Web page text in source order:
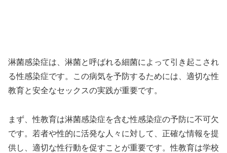
淋菌感染症は、淋菌と呼ばれる細菌によって引き起こされ
る性感染症です。この病気を予防するためには、適切な性
教育と安全なセックスの実践が重要です。
まず、性教育は淋菌感染症を含む性感染症の予防に不可欠
です。若者や性的に活発な人々に対して、正確な情報を提
供し、適切な性行動を促すことが重要です。性教育は学校